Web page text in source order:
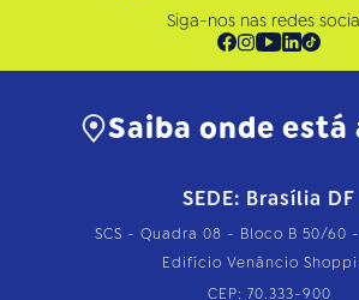
Siga-nos nas redes
Saiba onde está
SEDE: Brasília DF
SCS - Quadra 08 - Bloco B 50/60 -
Edifício Venâncio
CEP: 70.333-900